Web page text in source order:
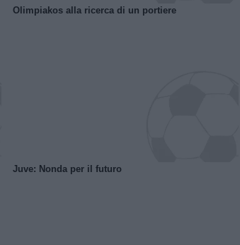
Olimpiakos alla ricerca di un portiere
Juve: Nonda per il futuro